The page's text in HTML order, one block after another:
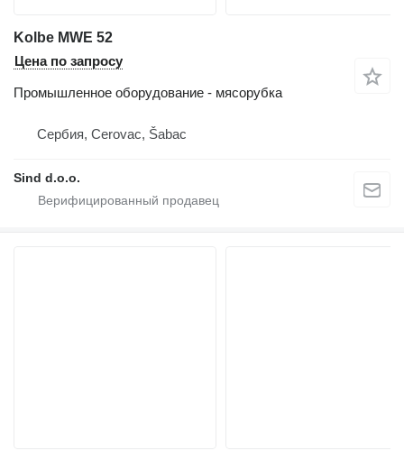
Kolbe MWE 52
Цена по запросу
Промышленное оборудование - мясорубка
Сербия, Cerovac, Šabac
Sind d.o.o.